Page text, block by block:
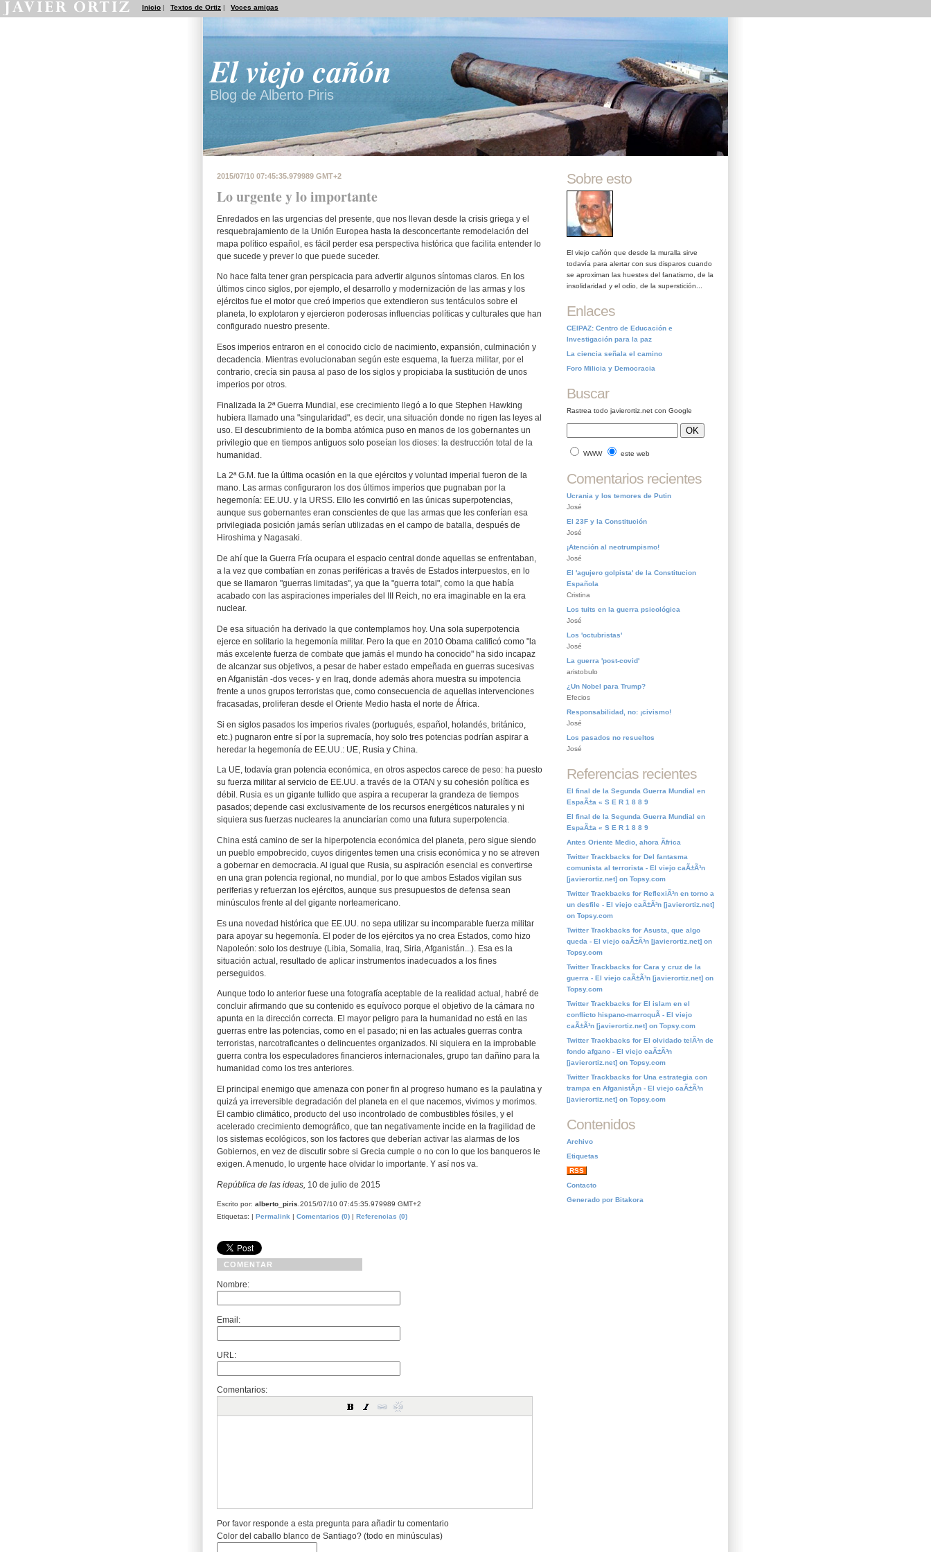
Inicio | Textos de Ortiz | Voces amigas
El viejo cañón
Blog de Alberto Piris
2015/07/10 07:45:35.979989 GMT+2
Lo urgente y lo importante
Enredados en las urgencias del presente, que nos llevan desde la crisis griega y el
resquebrajamiento de la Unión Europea hasta la desconcertante remodelación del
mapa político español, es fácil perder esa perspectiva histórica que facilita entender lo
que sucede y prever lo que puede suceder.
No hace falta tener gran perspicacia para advertir algunos síntomas claros. En los
últimos cinco siglos, por ejemplo, el desarrollo y modernización de las armas y los
ejércitos fue el motor que creó imperios que extendieron sus tentáculos sobre el
planeta, lo explotaron y ejercieron poderosas influencias políticas y culturales que han
configurado nuestro presente.
Esos imperios entraron en el conocido ciclo de nacimiento, expansión, culminación y
decadencia. Mientras evolucionaban según este esquema, la fuerza militar, por el
contrario, crecía sin pausa al paso de los siglos y propiciaba la sustitución de unos
imperios por otros.
Finalizada la 2ª Guerra Mundial, ese crecimiento llegó a lo que Stephen Hawking
hubiera llamado una "singularidad", es decir, una situación donde no rigen las leyes al
uso. El descubrimiento de la bomba atómica puso en manos de los gobernantes un
privilegio que en tiempos antiguos solo poseían los dioses: la destrucción total de la
humanidad.
La 2ª G.M. fue la última ocasión en la que ejércitos y voluntad imperial fueron de la
mano. Las armas configuraron los dos últimos imperios que pugnaban por la
hegemonía: EE.UU. y la URSS. Ello les convirtió en las únicas superpotencias,
aunque sus gobernantes eran conscientes de que las armas que les conferían esa
privilegiada posición jamás serían utilizadas en el campo de batalla, después de
Hiroshima y Nagasaki.
De ahí que la Guerra Fría ocupara el espacio central donde aquellas se enfrentaban,
a la vez que combatían en zonas periféricas a través de Estados interpuestos, en lo
que se llamaron "guerras limitadas", ya que la "guerra total", como la que había
acabado con las aspiraciones imperiales del III Reich, no era imaginable en la era
nuclear.
De esa situación ha derivado la que contemplamos hoy. Una sola superpotencia
ejerce en solitario la hegemonía militar. Pero la que en 2010 Obama calificó como "la
más excelente fuerza de combate que jamás el mundo ha conocido" ha sido incapaz
de alcanzar sus objetivos, a pesar de haber estado empeñada en guerras sucesivas
en Afganistán -dos veces- y en Iraq, donde además ahora muestra su impotencia
frente a unos grupos terroristas que, como consecuencia de aquellas intervenciones
fracasadas, proliferan desde el Oriente Medio hasta el norte de África.
Si en siglos pasados los imperios rivales (portugués, español, holandés, británico,
etc.) pugnaron entre sí por la supremacía, hoy solo tres potencias podrían aspirar a
heredar la hegemonía de EE.UU.: UE, Rusia y China.
La UE, todavía gran potencia económica, en otros aspectos carece de peso: ha puesto
su fuerza militar al servicio de EE.UU. a través de la OTAN y su cohesión política es
débil. Rusia es un gigante tullido que aspira a recuperar la grandeza de tiempos
pasados; depende casi exclusivamente de los recursos energéticos naturales y ni
siquiera sus fuerzas nucleares la anunciarían como una futura superpotencia.
China está camino de ser la hiperpotencia económica del planeta, pero sigue siendo
un pueblo empobrecido, cuyos dirigentes temen una crisis económica y no se atreven
a gobernar en democracia. Al igual que Rusia, su aspiración esencial es convertirse
en una gran potencia regional, no mundial, por lo que ambos Estados vigilan sus
periferias y refuerzan los ejércitos, aunque sus presupuestos de defensa sean
minúsculos frente al del gigante norteamericano.
Es una novedad histórica que EE.UU. no sepa utilizar su incomparable fuerza militar
para apoyar su hegemonía. El poder de los ejércitos ya no crea Estados, como hizo
Napoleón: solo los destruye (Libia, Somalia, Iraq, Siria, Afganistán...). Esa es la
situación actual, resultado de aplicar instrumentos inadecuados a los fines
perseguidos.
Aunque todo lo anterior fuese una fotografía aceptable de la realidad actual, habré de
concluir afirmando que su contenido es equívoco porque el objetivo de la cámara no
apunta en la dirección correcta. El mayor peligro para la humanidad no está en las
guerras entre las potencias, como en el pasado; ni en las actuales guerras contra
terroristas, narcotraficantes o delincuentes organizados. Ni siquiera en la improbable
guerra contra los especuladores financieros internacionales, grupo tan dañino para la
humanidad como los tres anteriores.
El principal enemigo que amenaza con poner fin al progreso humano es la paulatina y
quizá ya irreversible degradación del planeta en el que nacemos, vivimos y morimos.
El cambio climático, producto del uso incontrolado de combustibles fósiles, y el
acelerado crecimiento demográfico, que tan negativamente incide en la fragilidad de
los sistemas ecológicos, son los factores que deberían activar las alarmas de los
Gobiernos, en vez de discutir sobre si Grecia cumple o no con lo que los banqueros le
exigen. A menudo, lo urgente hace olvidar lo importante. Y así nos va.
República de las ideas, 10 de julio de 2015
Escrito por: alberto_piris .2015/07/10 07:45:35.979989 GMT+2
Etiquetas: | Permalink | Comentarios (0) | Referencias (0)
COMENTAR
Nombre:
Email:
URL:
Comentarios:
Por favor responde a esta pregunta para añadir tu comentario
Color del caballo blanco de Santiago? (todo en minúsculas)
Sobre esto
El viejo cañón que desde la muralla sirve
todavía para alertar con sus disparos cuando
se aproximan las huestes del fanatismo, de la
insolidaridad y el odio, de la superstición...
Enlaces
CEIPAZ: Centro de Educación e
Investigación para la paz
La ciencia señala el camino
Foro Milicia y Democracia
Buscar
Rastrea todo javierortiz.net con Google
WWW este web
Comentarios recientes
Ucrania y los temores de Putin
José
El 23F y la Constitución
José
¡Atención al neotrumpismo!
José
El 'agujero golpista' de la Constitucion
Española
Cristina
Los tuits en la guerra psicológica
José
Los 'octubristas'
José
La guerra 'post-covid'
aristobulo
¿Un Nobel para Trump?
Efecios
Responsabilidad, no: ¡civismo!
José
Los pasados no resueltos
José
Referencias recientes
El final de la Segunda Guerra Mundial en
EspaÃ±a « S E R 1 8 8 9
El final de la Segunda Guerra Mundial en
EspaÃ±a « S E R 1 8 8 9
Antes Oriente Medio, ahora Ãfrica
Twitter Trackbacks for Del fantasma
comunista al terrorista - El viejo caÃ±Ã³n
[javierortiz.net] on Topsy.com
Twitter Trackbacks for ReflexiÃ³n en torno a
un desfile - El viejo caÃ±Ã³n [javierortiz.net]
on Topsy.com
Twitter Trackbacks for Asusta, que algo
queda - El viejo caÃ±Ã³n [javierortiz.net] on
Topsy.com
Twitter Trackbacks for Cara y cruz de la
guerra - El viejo caÃ±Ã³n [javierortiz.net] on
Topsy.com
Twitter Trackbacks for El islam en el
conflicto hispano-marroquÃ­ - El viejo
caÃ±Ã³n [javierortiz.net] on Topsy.com
Twitter Trackbacks for El olvidado telÃ³n de
fondo afgano - El viejo caÃ±Ã³n
[javierortiz.net] on Topsy.com
Twitter Trackbacks for Una estrategia con
trampa en AfganistÃ¡n - El viejo caÃ±Ã³n
[javierortiz.net] on Topsy.com
Contenidos
Archivo
Etiquetas
RSS
Contacto
Generado por Bitakora